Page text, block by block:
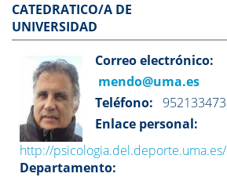
CATEDRATICO/A DE
UNIVERSIDAD
Correo electrónico:
mendo@uma.es
Teléfono: 952133473
Enlace personal:
http://psicologia.del.deporte.uma.es/
Departamento: